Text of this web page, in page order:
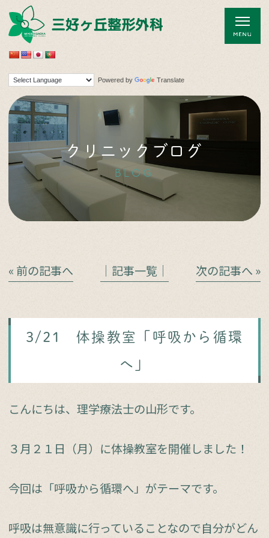
Powered by Translate
クリニックブログ
BLOG
« 前の記事へ │記事一覧│ 次の記事へ »
3/21 体操教室「呼吸から循環
へ」
こんにちは、理学療法士の山形です。
３月２１日（月）に体操教室を開催しました！
今回は「呼吸から循環へ」がテーマです。
呼吸は無意識に行っていることなので自分がどん